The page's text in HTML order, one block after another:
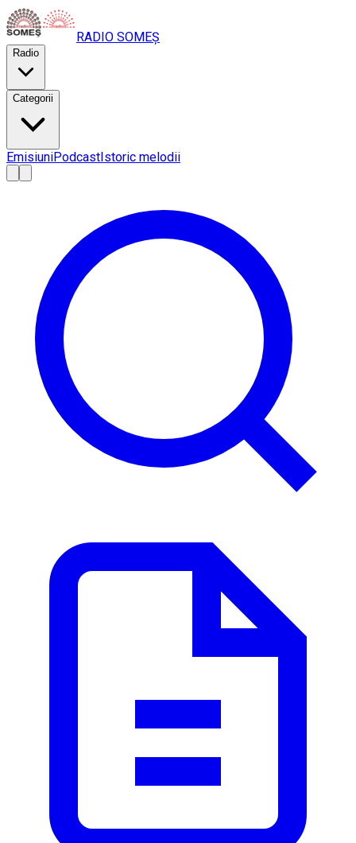
RADIO SOMEȘ
Radio
Categorii
EmisiuniPodcastIstoric melodii
AA